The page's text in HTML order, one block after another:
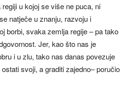
u kojoj se više ne puca, ni
natječe u znanju, razvoju i
borbi, svaka zemlja regije – pa tako
Jer, kao što nas je
i u zlu, tako nas danas povezuje
svoji, a graditi zajedno– poručio